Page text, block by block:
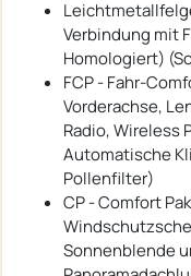
Verbindung mit
Homologiert)
FCP - Fahr-
Vorderachse,
Radio, Wireless
Automatische
Pollenfilter)
CP - Comfort
Sonnenblende